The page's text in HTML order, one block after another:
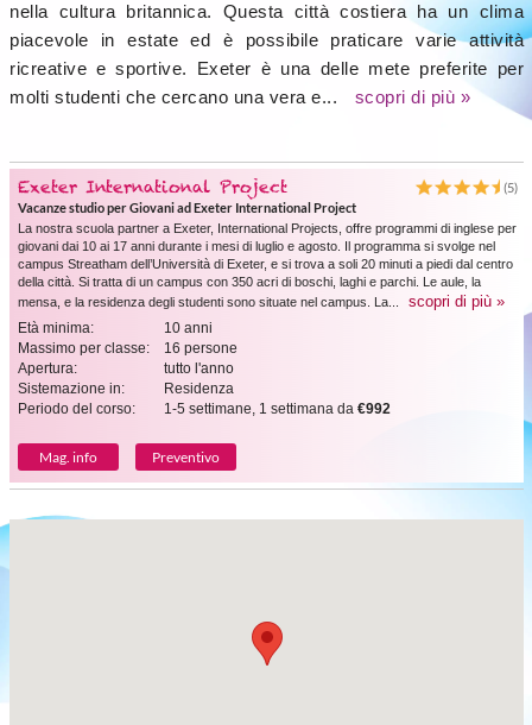
nella cultura britannica. Questa città costiera ha un clima
piacevole in estate ed è possibile praticare varie attività
ricreative e sportive. Exeter è una delle mete preferite per
molti studenti che cercano una vera e...
scopri di più »
Exeter International Project
(5)
Vacanze studio per Giovani ad Exeter International Project
La nostra scuola partner a Exeter, International Projects, offre programmi di inglese per
giovani dai 10 ai 17 anni durante i mesi di luglio e agosto. Il programma si svolge nel
campus Streatham dell’Università di Exeter, e si trova a soli 20 minuti a piedi dal centro
della città. Si tratta di un campus con 350 acri di boschi, laghi e parchi. Le aule, la
mensa, e la residenza degli studenti sono situate nel campus. La...
scopri di più »
Età minima:
10 anni
Massimo per classe:
16 persone
Apertura:
tutto l'anno
Sistemazione in:
Residenza
Periodo del corso:
1-5 settimane, 1 settimana da €992
Mag. info Preventivo